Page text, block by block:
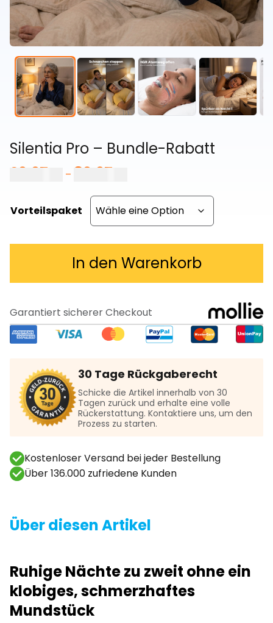
Silentia Pro – Bundle-Rabatt
29,97
– 89,97
bis
89,97 €
Vorteilspaket
In den Warenkorb
Garantiert sicherer Checkout
30 Tage Rückgaberecht
Schicke die Artikel innerhalb von 30
Tagen zurück und erhalte eine volle
Rückerstattung. Kontaktiere uns, um den
Prozess zu starten.
Kostenloser Versand bei jeder Bestellung
Über 136.000 zufriedene Kunden
Über diesen Artikel
Ruhige Nächte zu zweit ohne ein
klobiges, schmerzhaftes
Mundstück